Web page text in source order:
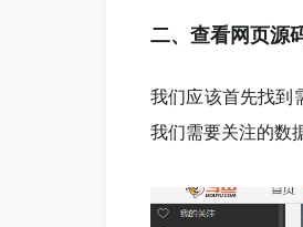
二、查看网页源
我们应该首先找到
我们需要关注的数